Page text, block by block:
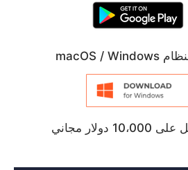
سجل IQ Option احصل على 10،000 دولار مجاني